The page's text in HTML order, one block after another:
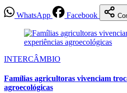
WhatsApp Facebook
INTERCÂMBIO
Famílias agricultoras vivenciam
agroecológicas